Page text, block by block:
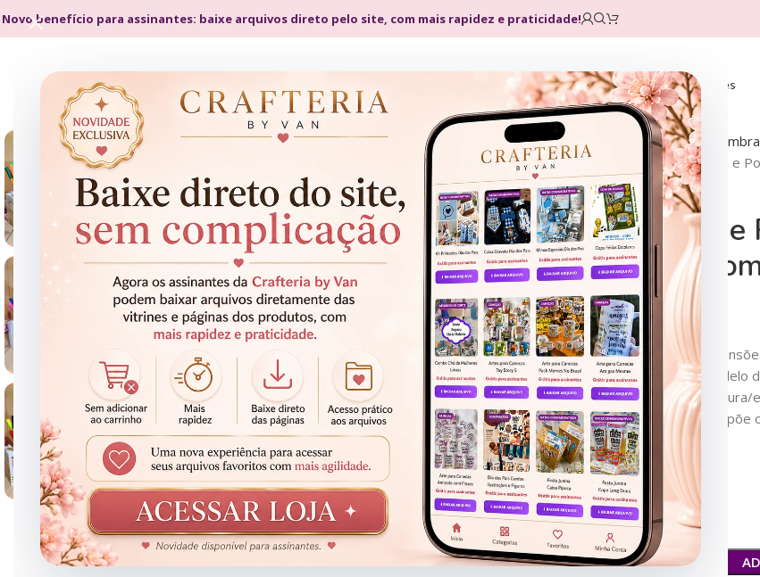
Novo benefício para assinantes: baixe arquivos direto pelo site, com mais rapidez e praticidade!
Home Loja Planos Atualizações
- 67%
Clique para ampliar
Início Arquivos de Corte
4 Modelos de Porta Caneta e
R$13,90 R$4,99
R$19,90 R$6,99
4 Modelos de
Bloquinho
R$14,90 R$ 4,99
✔ Contém arquivo nas
✔ Serve para qualquer modelo
✔ Serve para corte na tesoura/
✔ As imagens JPG que
✔ Medida:
✔ Folhas :
✔ Papel 180 grs